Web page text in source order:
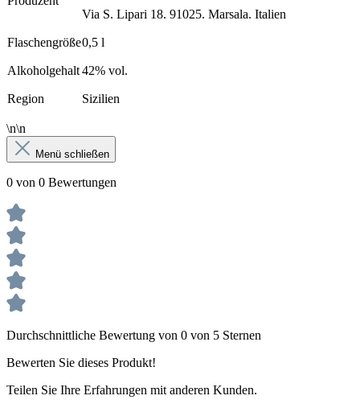
Via S. Lipari 18. 91025. Marsala. Italien
Flaschengröße0,5 l
Alkoholgehalt42% vol.
Region Sizilien
\n\n
Menü schließen
0 von 0 Bewertungen
Durchschnittliche Bewertung von 0 von 5 Sternen
Bewerten Sie dieses Produkt!
Teilen Sie Ihre Erfahrungen mit anderen Kunden.